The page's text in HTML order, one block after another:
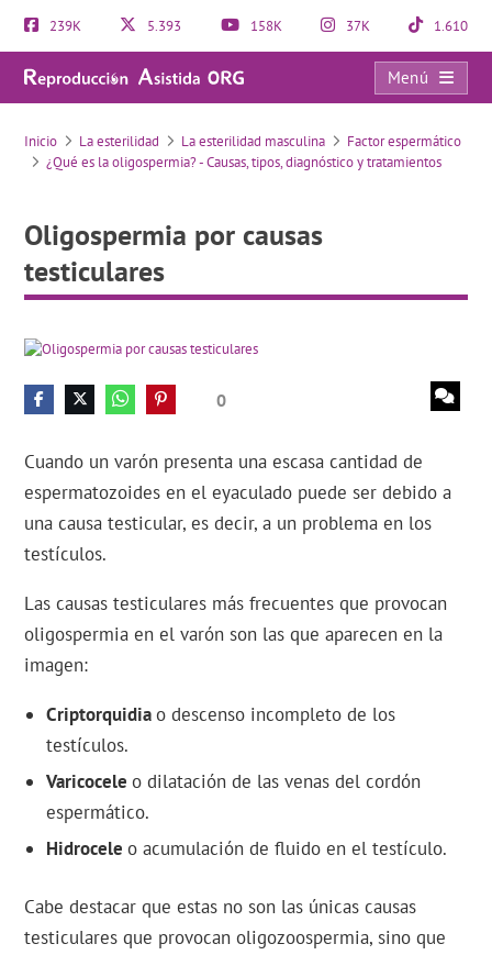
239K 5.393 158K 37K 1.610
Menú
Oligospermia por causas testiculares
Inicio La esterilidad La esterilidad masculina
Factor espermático
¿Qué es la oligospermia? - Causas, tipos, diagnóstico y tratamientos
Oligospermia por causas
testiculares
0
Cuando un varón presenta una escasa cantidad de
espermatozoides en el eyaculado puede ser debido a
una causa testicular, es decir, a un problema en los
testículos.
Las causas testiculares más frecuentes que provocan
oligospermia en el varón son las que aparecen en la
imagen:
Criptorquidiao descenso incompleto de los
testículos.
Varicoceleo dilatación de las venas del cordón
espermático.
Hidroceleo acumulación de fluido en el testículo.
Cabe destacar que estas no son las únicas causas
testiculares que provocan oligozoospermia, sino que